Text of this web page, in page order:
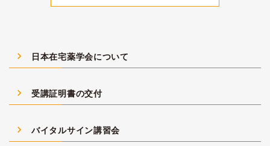
navigate_next 日本在宅薬学会について
navigate_next 受講証明書の交付
navigate_next バイタルサイン講習会